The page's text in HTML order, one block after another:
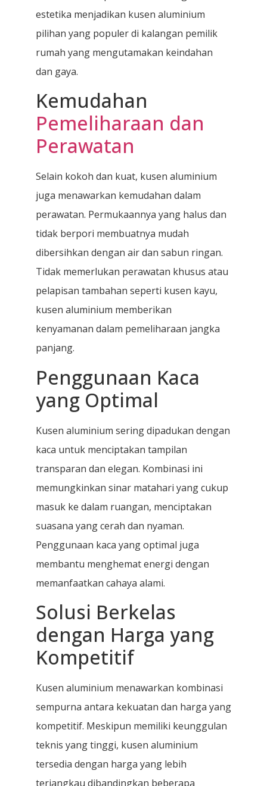
estetika menjadikan kusen aluminium
pilihan yang populer di kalangan pemilik
rumah yang mengutamakan keindahan
dan gaya.
Kemudahan
Pemeliharaan dan
Perawatan
Selain kokoh dan kuat, kusen aluminium
juga menawarkan kemudahan dalam
perawatan. Permukaannya yang halus dan
tidak berpori membuatnya mudah
dibersihkan dengan air dan sabun ringan.
Tidak memerlukan perawatan khusus atau
pelapisan tambahan seperti kusen kayu,
kusen aluminium memberikan
kenyamanan dalam pemeliharaan jangka
panjang.
Penggunaan Kaca
yang Optimal
Kusen aluminium sering dipadukan dengan
kaca untuk menciptakan tampilan
transparan dan elegan. Kombinasi ini
memungkinkan sinar matahari yang cukup
masuk ke dalam ruangan, menciptakan
suasana yang cerah dan nyaman.
Penggunaan kaca yang optimal juga
membantu menghemat energi dengan
memanfaatkan cahaya alami.
Solusi Berkelas
dengan Harga yang
Kompetitif
Kusen aluminium menawarkan kombinasi
sempurna antara kekuatan dan harga yang
kompetitif. Meskipun memiliki keunggulan
teknis yang tinggi, kusen aluminium
tersedia dengan harga yang lebih
terjangkau dibandingkan beberapa